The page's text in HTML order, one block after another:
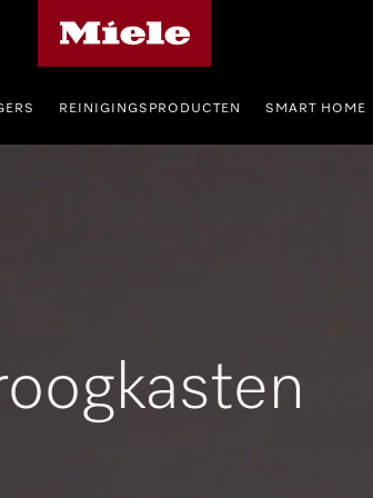
REINIGINGSPRODUCTEN SMART HOME